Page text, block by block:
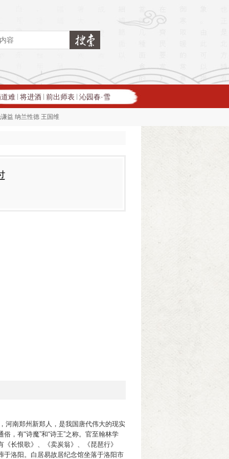
难 将进酒 前出师表 沁园春·雪
益 纳兰性德 王国维
河南郑州新郑人，是我国唐代伟大的现实
，有“诗魔”和“诗王”之称。官至翰林学
长恨歌》、《卖炭翁》、《琵琶行》
于洛阳。白居易故居纪念馆坐落于洛阳市